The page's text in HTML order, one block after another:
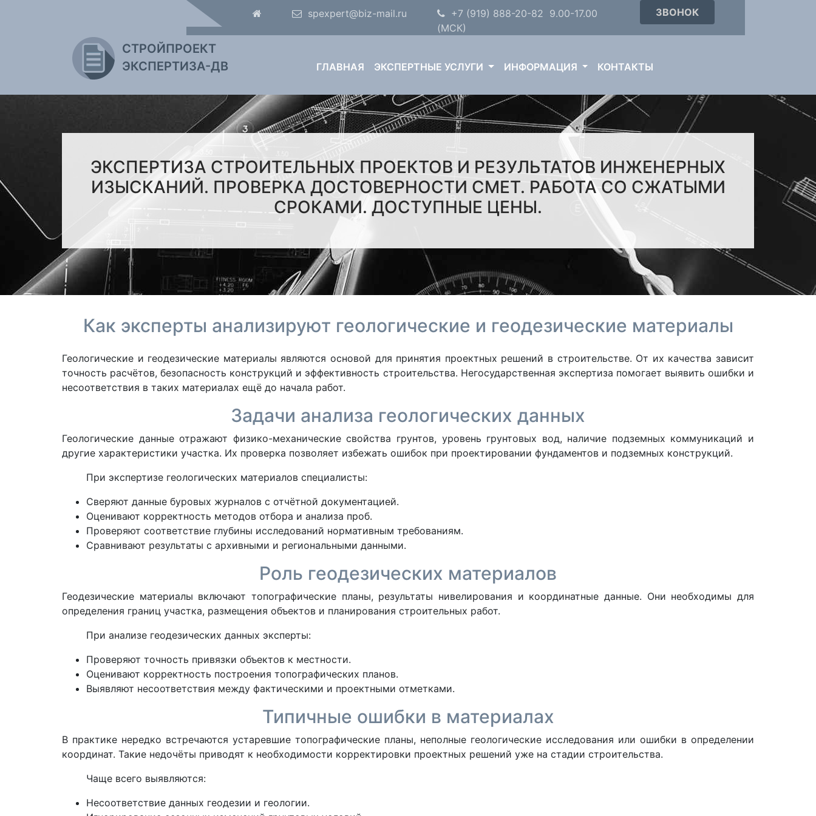
spexpert@biz-mail.ru +7 (919) 888-20-82 9.00-17.00
(МСК)
ЗВОНОК
СТРОЙПРОЕКТ
ЭКСПЕРТИЗА-ДВ
ГЛАВНАЯ ЭКСПЕРТНЫЕ УСЛУГИ ИНФОРМАЦИЯ КОНТАКТЫ
ЭКСПЕРТИЗА СТРОИТЕЛЬНЫХ ПРОЕКТОВ И РЕЗУЛЬТАТОВ ИНЖЕНЕРНЫХ
ИЗЫСКАНИЙ. ПРОВЕРКА ДОСТОВЕРНОСТИ СМЕТ. РАБОТА СО СЖАТЫМИ
СРОКАМИ. ДОСТУПНЫЕ ЦЕНЫ.
Как эксперты анализируют геологические и геодезические материалы
Геологические и геодезические материалы являются основой для принятия проектных решений в строительстве. От их качества зависит
точность расчётов, безопасность конструкций и эффективность строительства. Негосударственная экспертиза помогает выявить ошибки и
несоответствия в таких материалах ещё до начала работ.
Задачи анализа геологических данных
Геологические данные отражают физико-механические свойства грунтов, уровень грунтовых вод, наличие подземных коммуникаций и
другие характеристики участка. Их проверка позволяет избежать ошибок при проектировании фундаментов и подземных конструкций.
При экспертизе геологических материалов специалисты:
Сверяют данные буровых журналов с отчётной документацией.
Оценивают корректность методов отбора и анализа проб.
Проверяют соответствие глубины исследований нормативным требованиям.
Сравнивают результаты с архивными и региональными данными.
Роль геодезических материалов
Геодезические материалы включают топографические планы, результаты нивелирования и координатные данные. Они необходимы для
определения границ участка, размещения объектов и планирования строительных работ.
При анализе геодезических данных эксперты:
Проверяют точность привязки объектов к местности.
Оценивают корректность построения топографических планов.
Выявляют несоответствия между фактическими и проектными отметками.
Типичные ошибки в материалах
В практике нередко встречаются устаревшие топографические планы, неполные геологические исследования или ошибки в определении
координат. Такие недочёты приводят к необходимости корректировки проектных решений уже на стадии строительства.
Чаще всего выявляются:
Несоответствие данных геодезии и геологии.